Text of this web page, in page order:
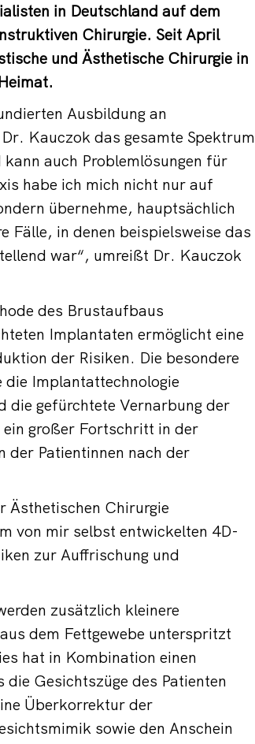
in Deutschland auf dem
Chirurgie. Seit April
und Ästhetische Chirurgie in
Ausbildung an
Kauczok das gesamte Spektrum
auch Problemlösungen für
habe ich mich nicht nur auf
übernehme, hauptsächlich
Fälle, in denen beispielsweise das
war“, umreißt Dr. Kauczok
des Brustaufbaus
Implantaten ermöglicht eine
der Risiken. Die besondere
Implantattechnologie
die gefürchtete Vernarbung der
ein großer Fortschritt in der
der Patientinnen nach der
Ästhetischen Chirurgie
von mir selbst entwickelten 4D-
zur Auffrischung und
zusätzlich kleinere
dem Fettgewebe unterspritzt
hat in Kombination einen
Gesichtszüge des Patienten
Überkorrektur der
sowie den Anschein